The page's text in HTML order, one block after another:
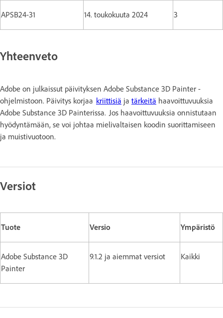
APSB24-31 14. toukokuuta 2024 3
Yhteenveto
Adobe on julkaissut päivityksen Adobe Substance 3D Painter -
ohjelmistoon. Päivitys korjaa kriittisiä ja tärkeitä haavoittuvuuksia
Adobe Substance 3D Painterissa. Jos haavoittuvuuksia onnistutaan
hyödyntämään, se voi johtaa mielivaltaisen koodin suorittamiseen
ja muistivuotoon.
Versiot
Tuote Versio Ympäristö
Adobe Substance 3D
Painter
9.1.2 ja aiemmat versiot Kaikki